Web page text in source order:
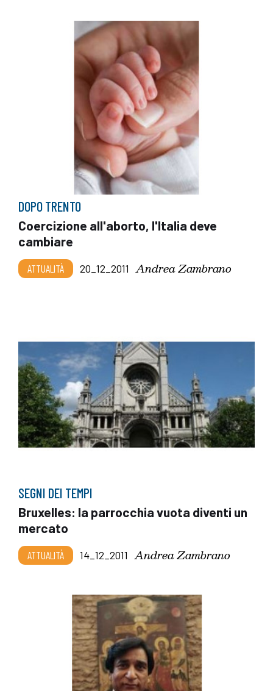
DOPO TRENTO
Coercizione all'aborto, l'Italia deve
cambiare
ATTUALITÀ 20_12_2011 Andrea Zambrano
SEGNI DEI TEMPI
Bruxelles: la parrocchia vuota diventi un
mercato
ATTUALITÀ 14_12_2011 Andrea Zambrano